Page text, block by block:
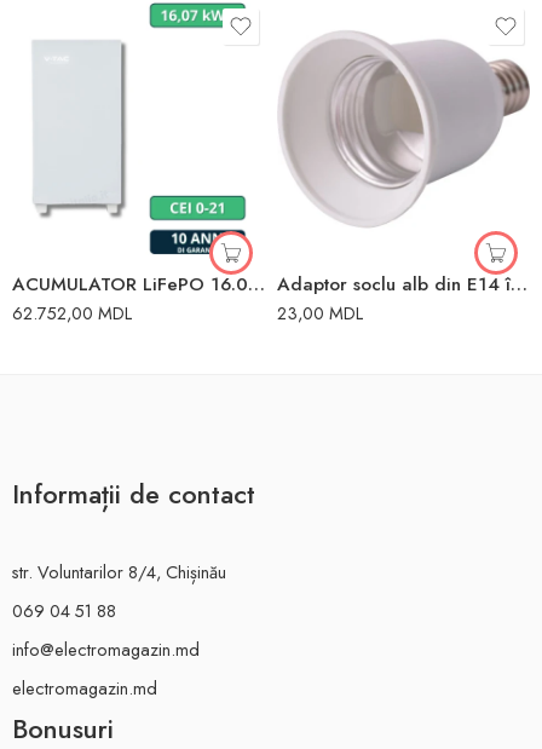
ACUMULATOR LiFePO 16.07 KW V-TAC
62.752,00 MDL
Adaptor soclu alb din E14 în E27 Enext
23,00 MDL
Informații de contact
str. Voluntarilor 8/4, Chișinău
069 04 51 88
info@electromagazin.md
electromagazin.md
Bonusuri